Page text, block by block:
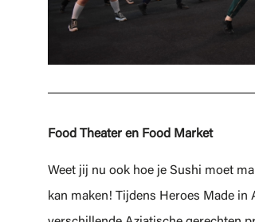
Food Theater en Food Market
Weet jij nu ook hoe je Sushi moet
kan maken! Tijdens Heroes Made